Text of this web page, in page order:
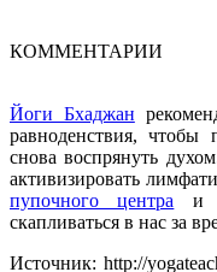
КОММЕНТАРИИ
Йоги Бхаджан
равноденствия,
снова воспрянуть
активизировать
пупочного центра и
скапливаться в нас за
Источник: http://